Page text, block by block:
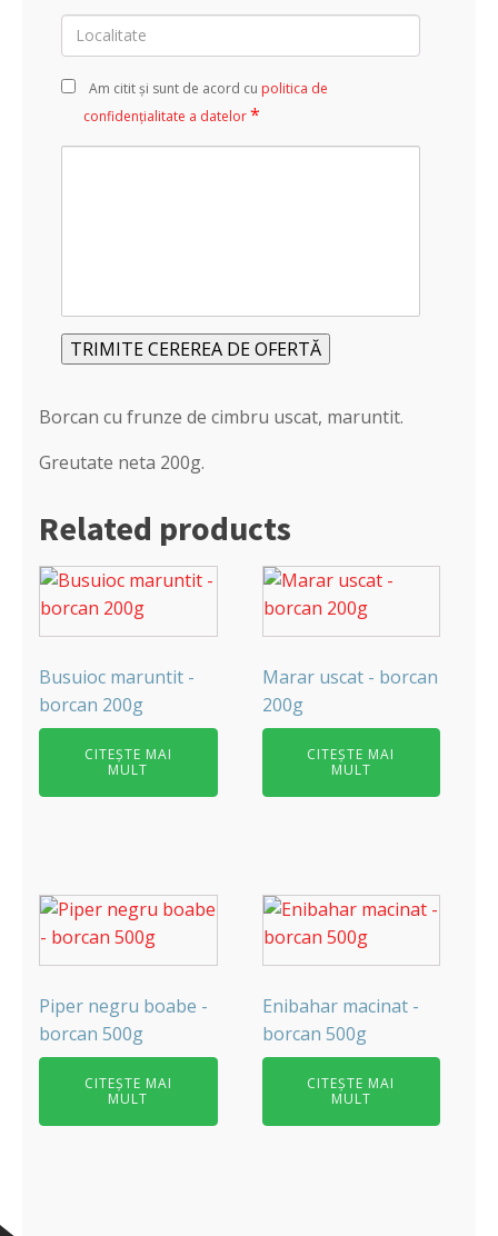
Localitate
Am citit și sunt de acord cu politica de
confidențialitate a datelor*
Borcan cu frunze de cimbru uscat, maruntit.
Greutate neta 200g.
Related products
Busuioc maruntit -
borcan 200g
CITEȘTE MAI
MULT
Marar uscat - borcan
200g
CITEȘTE MAI
MULT
Piper negru boabe -
borcan 500g
CITEȘTE MAI
MULT
Enibahar macinat -
borcan 500g
CITEȘTE MAI
MULT